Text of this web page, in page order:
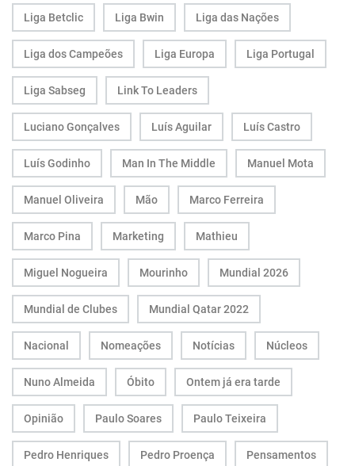
Liga Betclic Liga Bwin Liga das Nações
Liga dos Campeões Liga Europa Liga Portugal
Liga Sabseg Link To Leaders
Luciano Gonçalves Luís Aguilar Luís Castro
Luís Godinho Man In The Middle Manuel Mota
Manuel Oliveira Mão Marco Ferreira
Marco Pina Marketing Mathieu
Miguel Nogueira Mourinho Mundial 2026
Mundial de Clubes Mundial Qatar 2022
Nacional Nomeações Notícias Núcleos
Nuno Almeida Óbito Ontem já era tarde
Opinião Paulo Soares Paulo Teixeira
Pedro Henriques Pedro Proença Pensamentos